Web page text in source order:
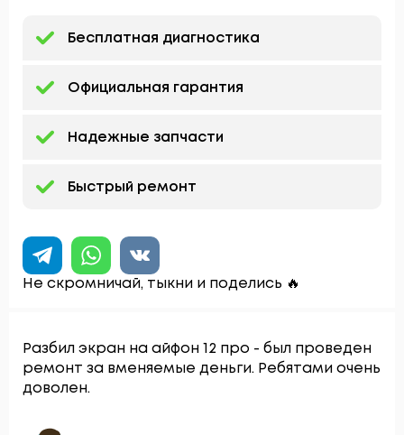
Бесплатная диагностика
Официальная гарантия
Надежные запчасти
Быстрый ремонт
Не скромничай, тыкни и поделись 🔥
Разбил экран на айфон 12 про - был проведен
ремонт за вменяемые деньги. Ребятами очень
доволен.